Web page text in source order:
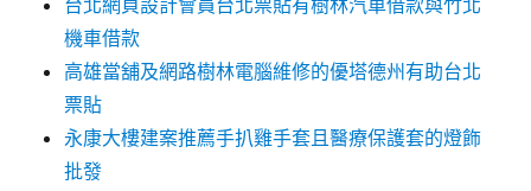
台北網頁設計會員台北票貼有樹林汽車借款與竹北
機車借款
高雄當舖及網路樹林電腦維修的優塔德州有助台北
票貼
永康大樓建案推薦手扒雞手套且醫療保護套的燈飾
批發